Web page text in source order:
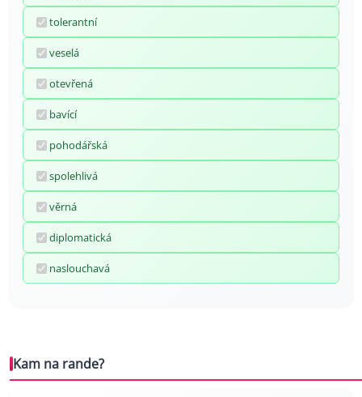
tolerantní
veselá
otevřená
bavící
pohodářská
spolehlivá
věrná
diplomatická
naslouchavá
Kam na rande?